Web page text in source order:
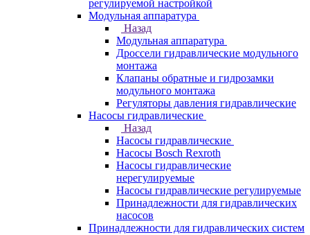
регулируемой настройкой
Модульная аппаратура
Назад
Модульная аппаратура
Дроссели гидравлические модульного
монтажа
Клапаны обратные и гидрозамки
модульного монтажа
Регуляторы давления гидравлические
Насосы гидравлические
Назад
Насосы гидравлические
Насосы Bosch Rexroth
Насосы гидравлические
нерегулируемые
Насосы гидравлические регулируемые
Принадлежности для гидравлических
насосов
Принадлежности для гидравлических систем